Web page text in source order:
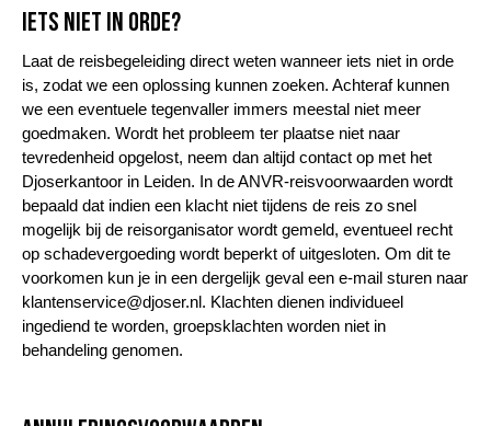
Iets niet in orde?
Laat de reisbegeleiding direct weten wanneer iets niet in orde
is, zodat we een oplossing kunnen zoeken. Achteraf kunnen
we een eventuele tegenvaller immers meestal niet meer
goedmaken. Wordt het probleem ter plaatse niet naar
tevredenheid opgelost, neem dan altijd contact op met het
Djoserkantoor in Leiden. In de ANVR-reisvoorwaarden wordt
bepaald dat indien een klacht niet tijdens de reis zo snel
mogelijk bij de reisorganisator wordt gemeld, eventueel recht
op schadevergoeding wordt beperkt of uitgesloten. Om dit te
voorkomen kun je in een dergelijk geval een e-mail sturen naar
klantenservice@djoser.nl. Klachten dienen individueel
ingediend te worden, groepsklachten worden niet in
behandeling genomen.